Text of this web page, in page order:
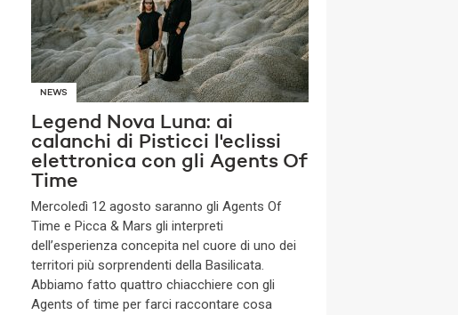
NEWS
Legend Nova Luna: ai
calanchi di Pisticci l'eclissi
elettronica con gli Agents Of
Time
Mercoledì 12 agosto saranno gli Agents Of
Time e Picca & Mars gli interpreti
dell’esperienza concepita nel cuore di uno dei
territori più sorprendenti della Basilicata.
Abbiamo fatto quattro chiacchiere con gli
Agents of time per farci raccontare cosa